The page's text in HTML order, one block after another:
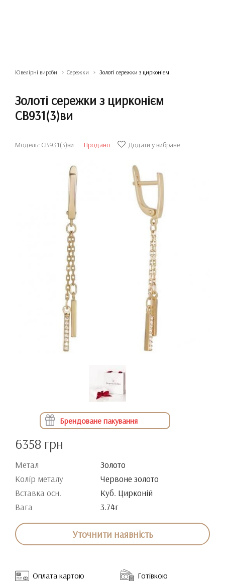
Ювелірні вироби Сережки Золоті сережки з цирконієм
Золоті сережки з цирконієм
СВ931(3)ви
Модель: СВ931(3)ви Продано Додати у вибране
Брендоване пакування
6358 грн
Метал
Золото
Колір металу
Червоне золото
Вставка осн.
Куб. Цирконій
Вага
3.74г
Уточнити наявність
Оплата картою Готівкою